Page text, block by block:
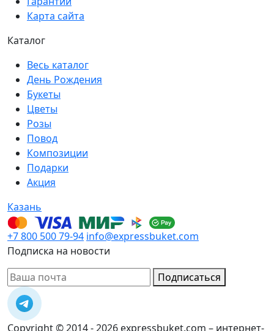
Карта сайта
Каталог
Весь каталог
День Рождения
Букеты
Цветы
Розы
Повод
Композиции
Подарки
Акция
Казань
+7 800 500 79-94 info@expressbuket.com
Подписка на новости
Подписаться
Copyright © 2014 - 2026 expressbuket.com – интернет-